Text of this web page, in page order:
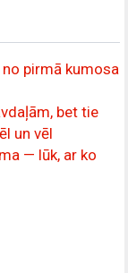
pirmā kumosa
bet tie
un vēl
— lūk, ar ko